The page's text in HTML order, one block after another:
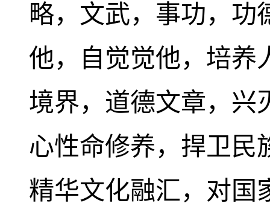
略，文武，事功，功
他，自觉觉他，培养
境界，道德文章，兴
心性命修养，捍卫民
精华文化融汇，对国